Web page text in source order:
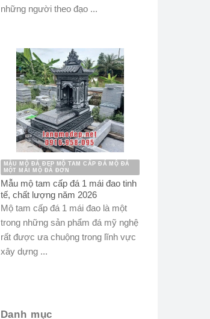
những người theo đạo ...
MẪU MỘ ĐÁ ĐẸP MỘ TAM CẤP ĐÁ MỘ ĐÁ
MỘT MÁI MỘ ĐÁ ĐƠN
Mẫu mộ tam cấp đá 1 mái đao tinh
tế, chất lượng năm 2026
Mộ tam cấp đá 1 mái đao là một
trong những sản phẩm đá mỹ nghệ
rất được ưa chuộng trong lĩnh vực
xây dựng ...
Danh mục